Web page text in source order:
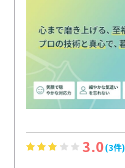
3.0(3件)